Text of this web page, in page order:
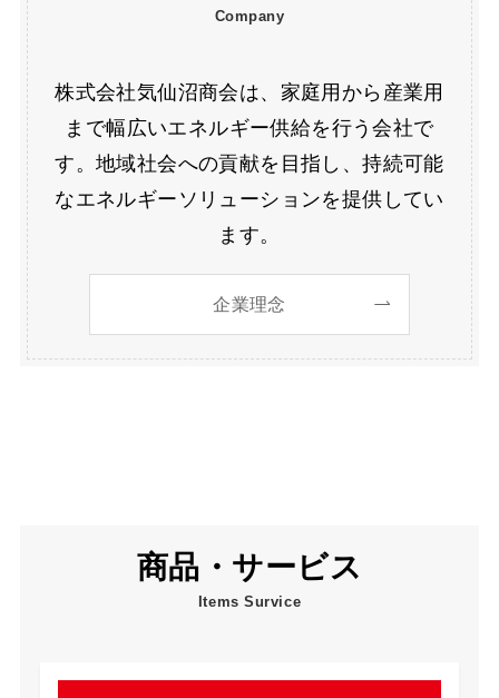
Company
株式会社気仙沼商会は、家庭用から産業用
まで幅広いエネルギー供給を行う会社で
す。地域社会への貢献を目指し、持続可能
なエネルギーソリューションを提供してい
ます。
企業理念
商品・サービス
Items Survice